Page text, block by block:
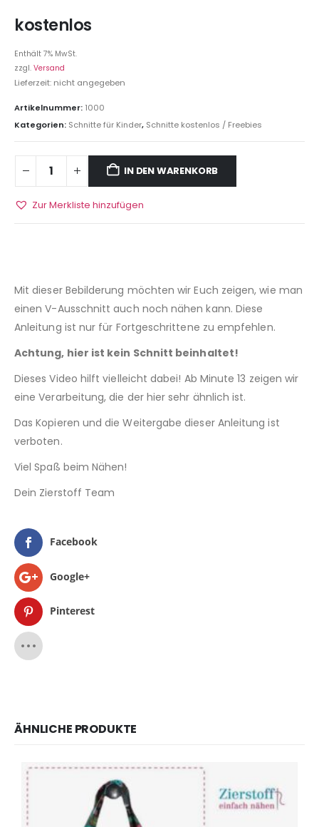
kostenlos
Enthält 7% MwSt.
zzgl. Versand
Lieferzeit: nicht angegeben
Artikelnummer: 1000
Kategorien: Schnitte für Kinder, Schnitte kostenlos / Freebies
IN DEN WARENKORB
Zur Merkliste hinzufügen
Mit dieser Bebilderung möchten wir Euch zeigen, wie man
einen V-Ausschnitt auch noch nähen kann. Diese
Anleitung ist nur für Fortgeschrittene zu empfehlen.
Achtung, hier ist kein Schnitt beinhaltet!
Dieses Video hilft vielleicht dabei! Ab Minute 13 zeigen wir
eine Verarbeitung, die der hier sehr ähnlich ist.
Das Kopieren und die Weitergabe dieser Anleitung ist
verboten.
Viel Spaß beim Nähen!
Dein Zierstoff Team
Facebook
Google+
Pinterest
ÄHNLICHE PRODUKTE